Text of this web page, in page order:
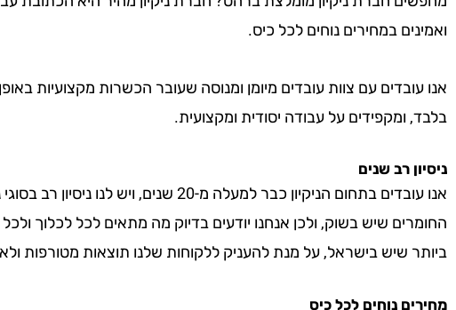
ואמינים במחירים נוחים לכל כיס.
אנו עובדים עם צוות עובדים מיומן ומנוסה שעובר הכשרות מקצועיות
בלבד, ומקפידים על עבודה יסודית ומקצועית.
ניסיון רב שנים
אנו עובדים בתחום הניקיון כבר למעלה מ-20
החומרים שיש בשוק, ולכן אנחנו יודעים בדיוק מה מתאים לכל לכלוך
ביותר שיש בישראל, על מנת להעניק ללקוחות שלנו תוצאות מטורפות
מחירים נוחים לכל כיס